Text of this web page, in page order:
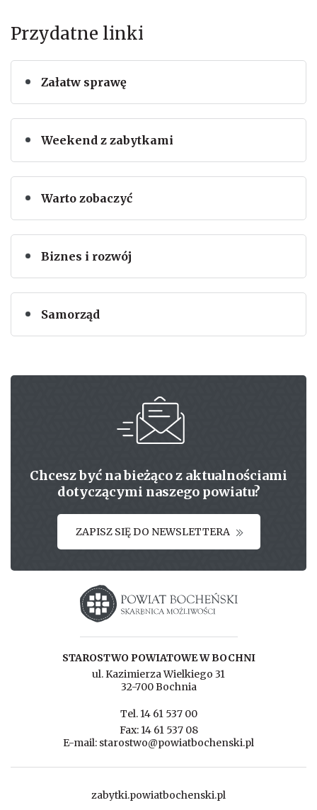
Przydatne linki
Załatw sprawę
Weekend z zabytkami
Warto zobaczyć
Biznes i rozwój
Samorząd
Chcesz być na bieżąco z aktualnościami
dotyczącymi naszego powiatu?
ZAPISZ SIĘ DO NEWSLETTERA
Starostwo powiatowe w Bochni
STAROSTWO POWIATOWE W BOCHNI
ul. Kazimierza Wielkiego 31
32-700 Bochnia
Tel. 14 61 537 00
Fax: 14 61 537 08
E-mail: starostwo@powiatbochenski.pl
zabytki.powiatbochenski.pl